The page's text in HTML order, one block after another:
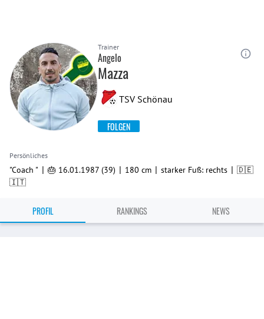
Trainer
Angelo
Mazza
TSV Schönau
FOLGEN
Persönliches
"Coach " | 🎂 16.01.1987 (39) | 180 cm | starker Fuß: rechts | 🇩🇪
🇮🇹
PROFIL RANKINGS NEWS